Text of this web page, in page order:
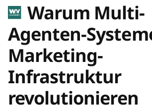
Warum Multi-
Agenten-
Marketing-
Infrastruktur
revolutionieren